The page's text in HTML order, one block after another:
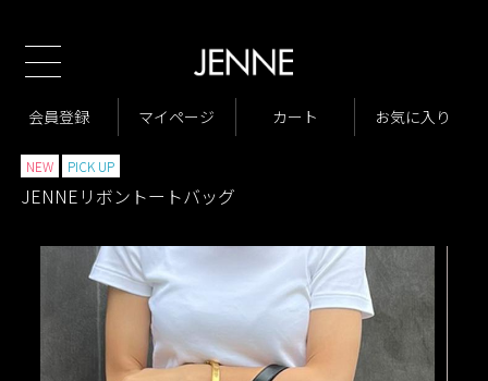
会員登録 マイページ カート お気に入り
TOP
VARIATION LIST4 > JENNEリボントートバッグ
NEW PICK UP
JENNEリボントートバッグ